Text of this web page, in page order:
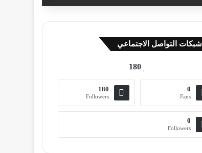
شبكات التواصل الاجتماعي
180
0
Fans
180
Followers
0
Followers